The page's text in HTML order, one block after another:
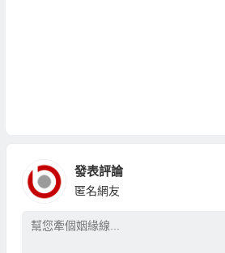
發表評論
匿名網友